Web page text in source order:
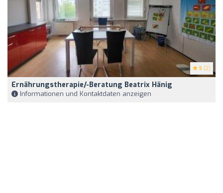
5 (2)
Ernährungstherapie/-Beratung Beatrix Hänig
Informationen und Kontaktdaten anzeigen